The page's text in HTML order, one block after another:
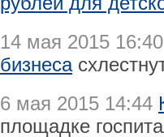
14 мая 2015 16:40
бизнеса
6 мая 2015 14:44
площадке